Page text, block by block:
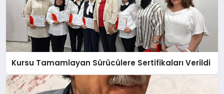
Kursu Tamamlayan Sürücülere Sertifikaları Verildi